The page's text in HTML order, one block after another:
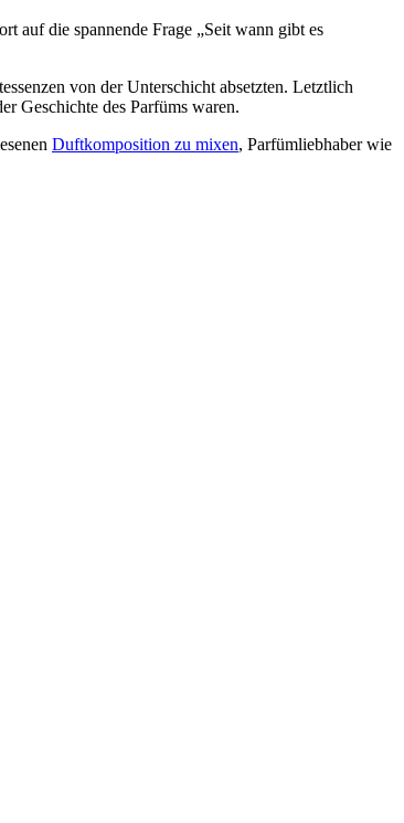
auf die spannende Frage „Seit wann gibt es
von der Unterschicht absetzten. Letztlich
Geschichte des Parfüms waren.
Duftkomposition zu mixen, Parfümliebhaber wie